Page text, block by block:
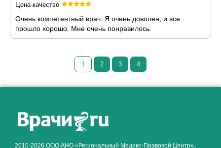
Цена-качество
Очень компетентный врач. Я очень доволен, и все
прошло хорошо. Мне очень понравилось.
1 2 3 4
2010-2026 ООО АНО «Региональный Медико-Правовой Центр»,